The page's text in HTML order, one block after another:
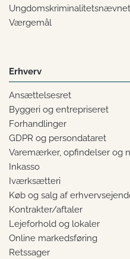
Ungdomskriminalitetsnævnet
Værgemål
Erhverv
Ansættelsesret
Byggeri og entrepriseret
Forhandlinger
GDPR og persondataret
Varemærker, opfindelser og
Inkasso
Iværksætteri
Køb og salg af
Kontrakter/aftaler
Lejeforhold og lokaler
Online markedsføring
Retssager